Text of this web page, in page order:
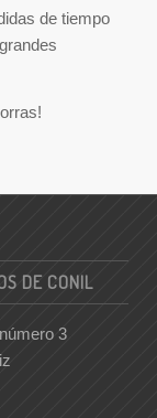
de tiempo
DE CONIL
3